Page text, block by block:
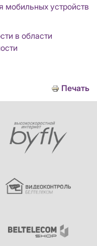
мобильных устройств
в области
Печать